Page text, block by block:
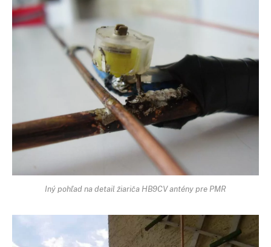
Iný pohľad na detail žiariča HB9CV antény pre PMR